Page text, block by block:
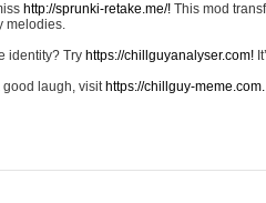
http://sprunki-retake.me/! This mod
melodies.
identity? Try https://chillguyanalyser.com!
good laugh, visit https://chillguy-meme.com.